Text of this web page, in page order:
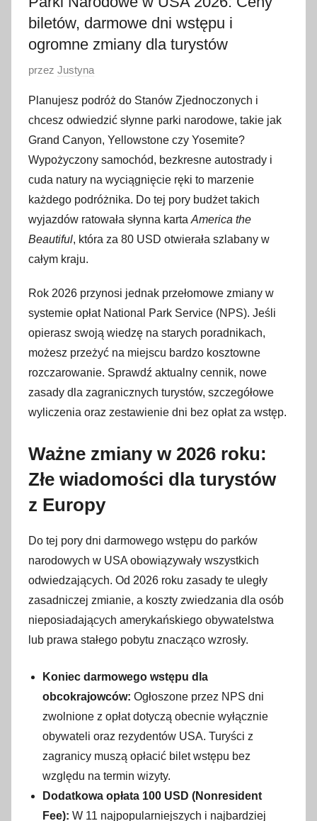
biletów, darmowe dni wstępu i
ogromne zmiany dla turystów
O
u
b
l
i
k
o
w
a
n
2
1
l
2
2
6
przez Justyna
Planujesz podróż do Stanów Zjednoczonych i
chcesz odwiedzić słynne parki narodowe, takie jak
Grand Canyon, Yellowstone czy Yosemite?
Wypożyczony samochód, bezkresne autostrady i
cuda natury na wyciągnięcie ręki to marzenie
każdego podróżnika. Do tej pory budżet takich
wyjazdów ratowała słynna karta America the
Beautiful, która za 80 USD otwierała szlabany w
całym kraju.
Rok 2026 przynosi jednak przełomowe zmiany w
systemie opłat National Park Service (NPS). Jeśli
opierasz swoją wiedzę na starych poradnikach,
możesz przeżyć na miejscu bardzo kosztowne
rozczarowanie. Sprawdź aktualny cennik, nowe
zasady dla zagranicznych turystów, szczegółowe
wyliczenia oraz zestawienie dni bez opłat za wstęp.
Ważne zmiany w 2026 roku:
Złe wiadomości dla turystów
z Europy
Do tej pory dni darmowego wstępu do parków
narodowych w USA obowiązywały wszystkich
odwiedzających. Od 2026 roku zasady te uległy
zasadniczej zmianie, a koszty zwiedzania dla osób
nieposiadających amerykańskiego obywatelstwa
lub prawa stałego pobytu znacząco wzrosły.
Koniec darmowego wstępu dla
obcokrajowców: Ogłoszone przez NPS dni
zwolnione z opłat dotyczą obecnie wyłącznie
obywateli oraz rezydentów USA. Turyści z
zagranicy muszą opłacić bilet wstępu bez
względu na termin wizyty.
Dodatkowa opłata 100 USD (Nonresident
Fee): W 11 najpopularniejszych i najbardziej